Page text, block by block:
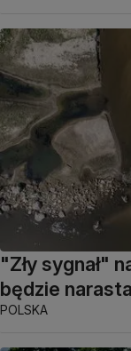
"Zły sygnał"
będzie
POLSKA